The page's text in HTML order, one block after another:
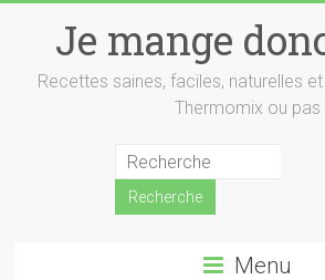
contentJe mange
Recettes saines, faciles, naturelles
Thermomix ou pas
Menu